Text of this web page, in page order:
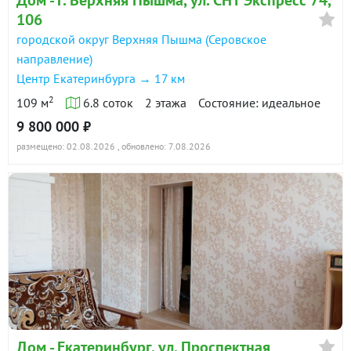
ID объекта в нашей базе: 766
106
городской округ Верхняя Пышма (Серовское
направление)
Центр Екатеринбурга → 17 км
109 м2 6.8 соток 2 этажа Состояние: идеальное
9 800 000 ₽
размещено: 02.08.2026 , обновлено: 7.08.2026
Дом - Екатеринбург, ул. Проспектная